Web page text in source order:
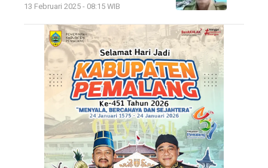
13 Februari 2025 - 08:15 WIB